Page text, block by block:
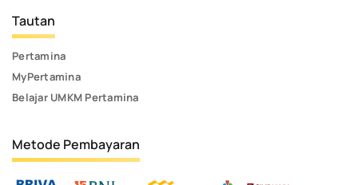
Tautan
Pertamina
MyPertamina
Belajar UMKM Pertamina
Metode Pembayaran